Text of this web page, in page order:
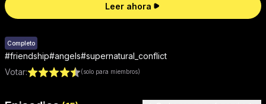
Leer ahora
Completo
#friendship#angels#supernatural_conflict
Votar: (solo para miembros)